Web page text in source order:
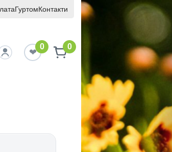
ГуртомКонтакти
0 0